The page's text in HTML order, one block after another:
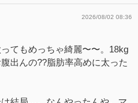
2026/08/02 08:36
てもめっちゃ綺麗〜〜。18kg
出んの??脂肪率高めに太った